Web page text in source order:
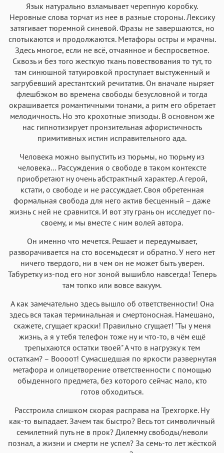
Язык натурально взламывает черепную коробку.
Неровные слова торчат из нее в разные стороны. Лексику
затягивает тюремной синевой. Фразы не завершаются, но
спотыкаются и продолжаются. Метафоры остры и мрачны.
Здесь многое, если не всё, отчаянное и беспросветное.
Сквозь и без того жесткую ткань повествования то тут, то
там синюшной татуировкой проступает выстуженный и
загрубевший арестантский речитатив. Он вначале ныряет
флешбэком во времена свободы безусловной и тогда
окрашивается романтичными тонами, а ритм его обретает
мелодичность. Но это крохотные эпизоды. В основном же
нас гипнотизирует пронзительная афористичность
примитивных истин исправительного ада.
Человека можно выпустить из тюрьмы, но тюрьму из
человека… Рассуждения о свободе в таком контексте
приобретают ну очень абстрактный характер. А герой,
кстати, о свободе и не рассуждает. Своя обретенная
формальная свобода для него актив бесценный – даже
жизнь с ней не сравнится. И вот эту грань он исследует по-
своему, и мы вместе с ним волей автора.
Он именно что мечется. Решает и передумывает,
разворачивается на сто восемьдесят и обратно. У него нет
ничего твердого, ни в чем он не может быть уверен.
Табуретку из-под его ног зоной вышибло навсегда! Теперь
там топко или вовсе вакуум.
А как замечательно здесь вышло об ответственности! Она
здесь вся такая терминальная и смертоносная. Намешано,
скажете, сгущает краски! Правильно сгущает! "Ты у меня
жизнь, а я у тебя телефон тоже ну и что-то, в чём ещё
трепыхаются остатки твоей" А что в нагрузку к тем
остаткам? – Воооот! Сумасшедшая по яркости развернутая
метафора и олицетворение ответственности с помощью
обыденного предмета, без которого сейчас мало, кто
готов обходиться.
Расстроила слишком скорая расправа на Трехгорке. Ну
как-то выпадает. Зачем так быстро? Весь тот символичный
семилетний путь не в прок? Дилемму свободы/неволи
познал, а жизни и смерти не успел? За семь-то лет жёсткой